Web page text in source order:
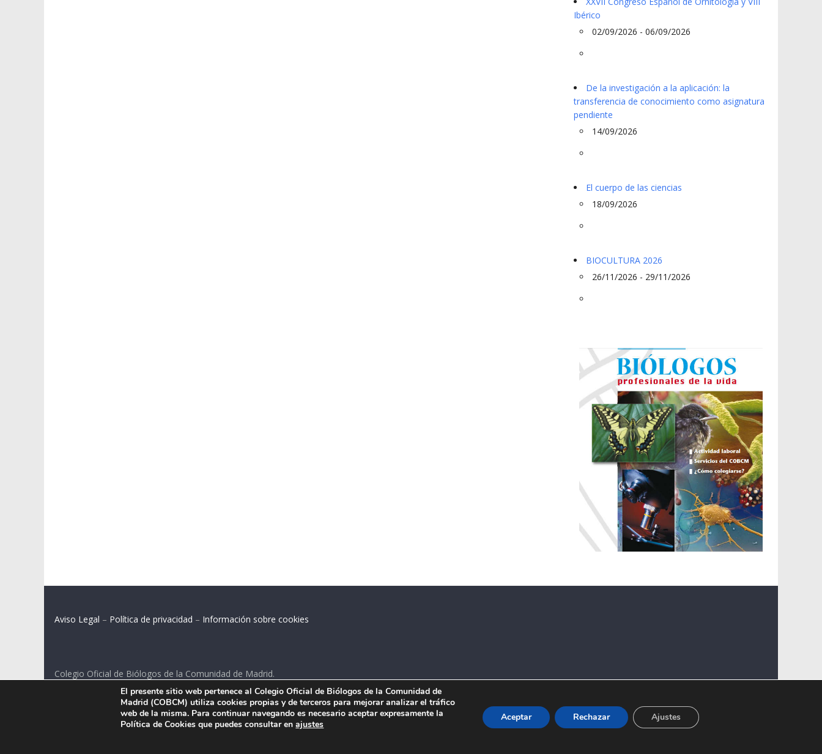
Ibérico
02/09/2026 - 06/09/2026
De la investigación a la aplicación: la
transferencia de conocimiento como asignatura
pendiente
14/09/2026
El cuerpo de las ciencias
18/09/2026
BIOCULTURA 2026
26/11/2026 - 29/11/2026
Aviso Legal – Política de privacidad – Información sobre cookies
Colegio Oficial de Biólogos de la Comunidad de Madrid.
C/ Santa Engracia 108, 2º int.izq. 28003 Madrid.
El presente sitio web pertenece al Colegio Oficial de Biólogos de la Comunidad de
Madrid (COBCM) utiliza cookies propias y de terceros para mejorar analizar el tráfico
web de la misma. Para continuar navegando es necesario aceptar expresamente la
Política de Cookies que puedes consultar enajustes
Aceptar Rechazar Ajustes